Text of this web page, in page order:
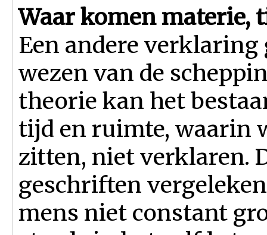
Waar komen materie,
Een andere
wezen van de
theorie kan het
tijd en ruimte, waarin
zitten, niet verklaren.
geschriften
mens niet constant